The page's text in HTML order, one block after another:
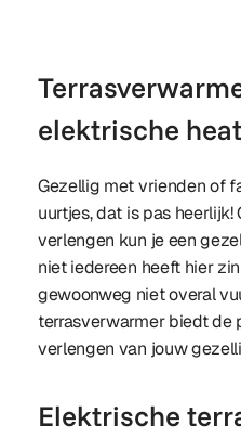
elektrische
Gezellig met vrienden of
uurtjes, dat is pas
verlengen kun je een
niet iedereen heeft hier
gewoonweg niet overal
terrasverwarmer biedt de
verlengen van jouw
Elektrische